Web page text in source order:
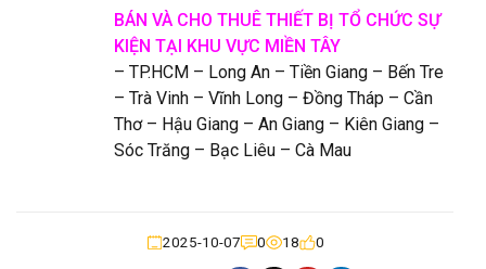
BÁN VÀ CHO THUÊ THIẾT BỊ TỔ CHỨC SỰ
KIỆN TẠI KHU VỰC MIỀN TÂY
– TP.HCM – Long An – Tiền Giang – Bến Tre
– Trà Vinh – Vĩnh Long – Đồng Tháp – Cần
Thơ – Hậu Giang – An Giang – Kiên Giang –
Sóc Trăng – Bạc Liêu – Cà Mau
2025-10-07 0 18 0